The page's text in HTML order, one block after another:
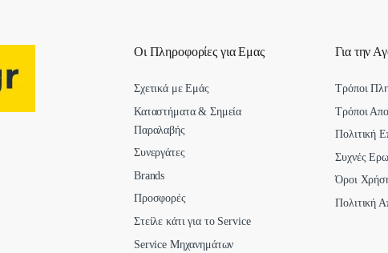
Οι Πληροφορίες για Εμας
Σχετικά με Εμάς
Καταστήματα & Σημεία
Παραλαβής
Συνεργάτες
Brands
Προσφορές
Στείλε κάτι για το Service
Service Μηχανημάτων
Για την
Τρόποι
Τρόποι
Πολιτική
Συχνές
Όροι
Πολιτική